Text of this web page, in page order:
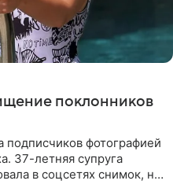
поклонников
подписчиков фотографией
37-летняя супруга
в соцсетях снимок, на